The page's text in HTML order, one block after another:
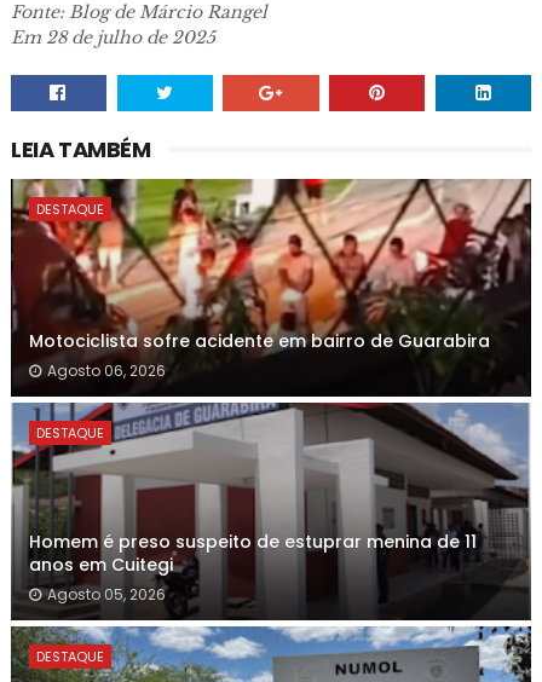
Fonte: Blog de Márcio Rangel
Em 28 de julho de 2025
LEIA TAMBÉM
DESTAQUE
Motociclista sofre acidente em bairro de Guarabira
Agosto 06, 2026
DESTAQUE
Homem é preso suspeito de estuprar menina de 11
anos em Cuitegi
Agosto 05, 2026
DESTAQUE